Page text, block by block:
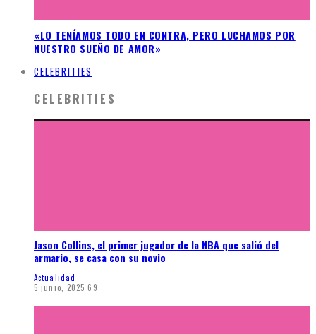
«LO TENÍAMOS TODO EN CONTRA, PERO LUCHAMOS POR
NUESTRO SUEÑO DE AMOR»
CELEBRITIES
CELEBRITIES
Jason Collins, el primer jugador de la NBA que salió del
armario, se casa con su novio
Actualidad
5 junio, 2025 69